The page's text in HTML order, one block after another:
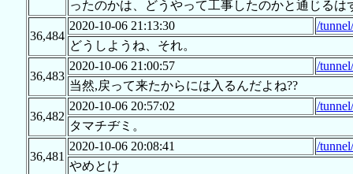
ったのかは、どうやって工事したのかと通じる
36,484
2020-10-06 21:13:30
/
どうしようね、それ。
36,483
2020-10-06 21:00:57
/
当然,戻って来たからには入るんだよね??
36,482
2020-10-06 20:57:02
/
タマチヂミ。
36,481
2020-10-06 20:08:41
/
やめとけ